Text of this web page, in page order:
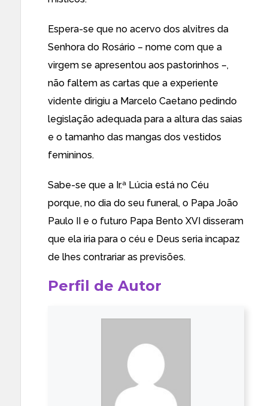
Espera-se que no acervo dos alvitres da
Senhora do Rosário – nome com que a
virgem se apresentou aos pastorinhos –,
não faltem as cartas que a experiente
vidente dirigiu a Marcelo Caetano pedindo
legislação adequada para a altura das saias
e o tamanho das mangas dos vestidos
femininos.
Sabe-se que a Ir.ª Lúcia está no Céu
porque, no dia do seu funeral, o Papa João
Paulo II e o futuro Papa Bento XVI disseram
que ela iria para o céu e Deus seria incapaz
de lhes contrariar as previsões.
Perfil de Autor